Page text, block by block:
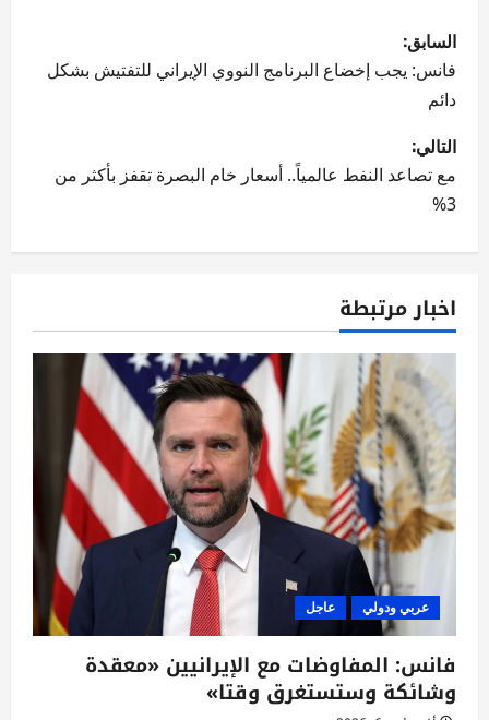
ت
ص
فّ
ح
ا
ل
م
ق
ا
ل
ا
ت
السابق:
فانس: يجب إخضاع البرنامج النووي الإيراني للتفتيش بشكل
دائم
التالي:
مع تصاعد النفط عالمياً.. أسعار خام البصرة تقفز بأكثر من
3%
اخبار مرتبطة
عربي ودولي عاجل
فانس: المفاوضات مع الإيرانيين «معقدة
وشائكة وستستغرق وقتا»